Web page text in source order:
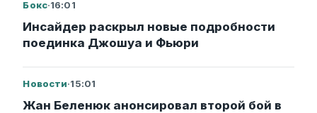
Бокс·16:01
Инсайдер раскрыл новые подробности
поединка Джошуа и Фьюри
Новости·15:01
Жан Беленюк анонсировал второй бой в